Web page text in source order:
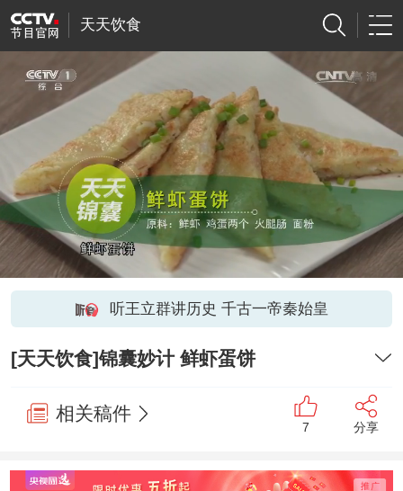
天天饮食
听王立群讲历史 千古一帝秦始皇
[天天饮食]锦囊妙计 鲜虾蛋饼
相关稿件
7 分享